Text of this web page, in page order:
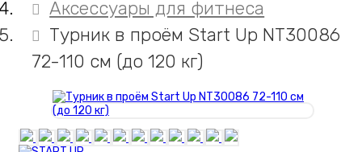
Аксессуары для фитнеса
Турник в проём Start Up NT30086
72-110 см (до 120 кг)